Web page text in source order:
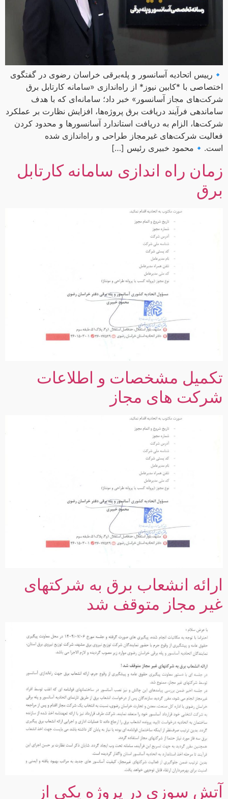
🔹رییس اتحادیه آسانسور و پله‌برقی خراسان رضوی در گفتگوی
اختصاصی با *کابین نیوز* از راه‌اندازی «سامانه کارتابل برق
شرکت‌های مجاز آسانسور» خبر داد؛ سامانه‌ای که با هدف
ساماندهی فرآیند دریافت برق پروژه‌ها، افزایش نظارت بر عملکرد
شرکت‌ها، الزام به دریافت استاندارد آسانسورها و محدود کردن
فعالیت شرکت‌های غیرمجاز طراحی و راه‌اندازی شده
است.🔹محمود خبیری رئیس […]
زمان راه اندازی سامانه کارتابل
برق
تکمیل مشخصات و اطلاعات
شرکت های مجاز
ارائه انشعاب برق به شرکتهای
غیر مجاز متوقف شد
آتش سوزی در پروژه یکی از